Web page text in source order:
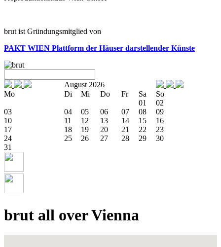
brut ist Gründungsmitglied von
PAKT WIEN Plattform der Häuser darstellender Künste
August 2026
Mo
Di Mi Do Fr Sa
So
01
02
03
04 05 06 07 08
09
10
11 12 13 14 15
16
17
18 19 20 21 22
23
24
25 26 27 28 29
30
31
brut all over Vienna